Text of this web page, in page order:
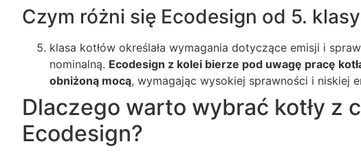
Czym różni się Ecodesign od 5.
klasa kotłów określała wymagania dotyczące emisji i
nominalną. Ecodesign z kolei bierze pod uwagę pracę
obniżoną mocą, wymagając wysokiej sprawności i niskiej
Dlaczego warto wybrać kotły z
Ecodesign?